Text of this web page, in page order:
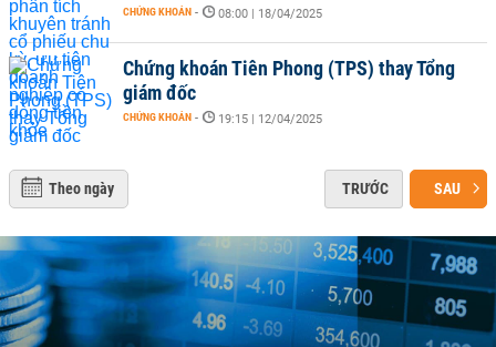
CHỨNG KHOÁN - 08:00 | 18/04/2025
Chứng khoán Tiên Phong (TPS) thay Tổng
giám đốc
CHỨNG KHOÁN - 19:15 | 12/04/2025
Theo ngày TRƯỚC SAU